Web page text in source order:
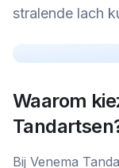
stralende lach
Waarom
Tandartsen
Bij Venema